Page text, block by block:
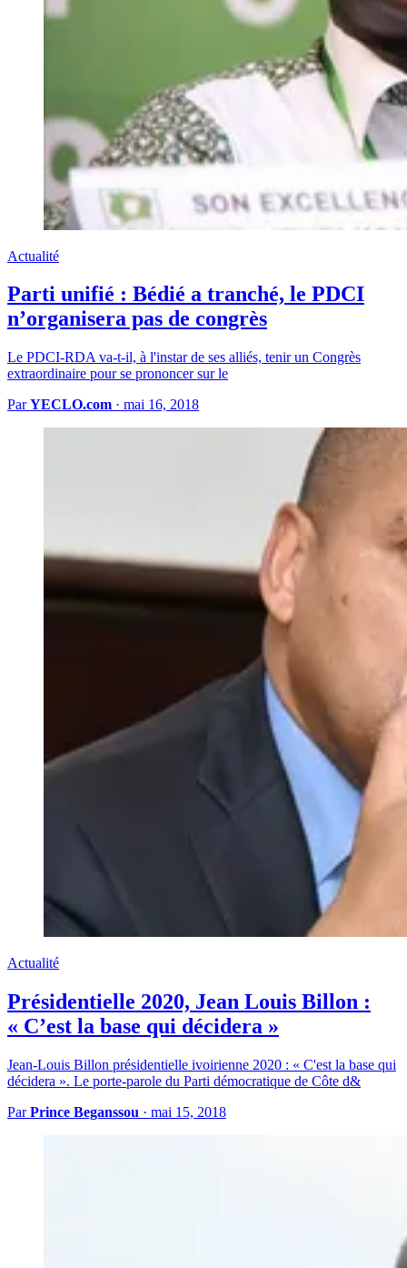
Actualité
Parti unifié : Bédié a tranché, le PDCI
n’organisera pas de congrès
Le PDCI-RDA va-t-il, à l'instar de ses alliés, tenir un Congrès
extraordinaire pour se prononcer sur le
ParYECLO.com · mai 16, 2018
Actualité
Présidentielle 2020, Jean Louis Billon :
« C’est la base qui décidera »
Jean-Louis Billon présidentielle ivoirienne 2020 : « C'est la base qui
décidera ». Le porte-parole du Parti démocratique de Côte d&
ParPrince Beganssou · mai 15, 2018